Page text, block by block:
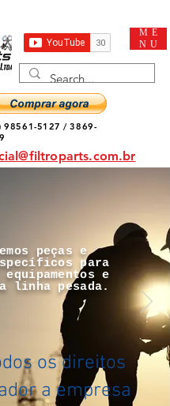
ME
NU
98561-5127 /3869-
peças e
para
equipamentos e
linha pesada.
os direitos
a empresa